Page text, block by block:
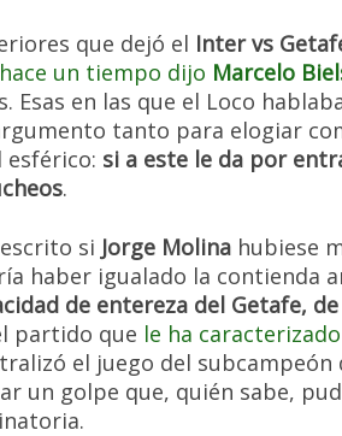
que dejó el Inter vs
un tiempo dijo Marcelo
en las que el Loco
tanto para elogiar
si a este le da por
.
si Jorge Molina hubiese
haber igualado la contienda
de entereza del Getafe,
partido que le ha
el juego del subcampeón
un golpe que, quién sabe,